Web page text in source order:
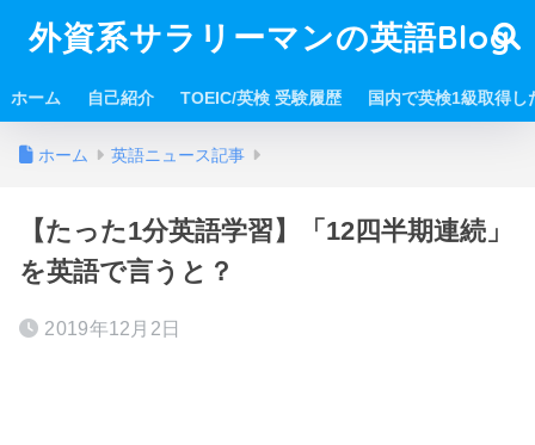
外資系サラリーマンの英語Blog
ホーム 自己紹介 TOEIC/英検 受験履歴 国内で英検1級取得し
ホーム 英語ニュース記事
【たった1分英語学習】「12四半期連続」
を英語で言うと？
2019年12月2日